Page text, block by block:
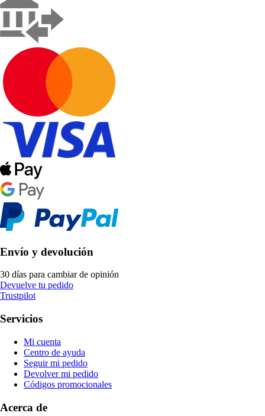
Envío y devolución
30 días para cambiar de opinión
Devuelve tu pedido
Trustpilot
Servicios
Mi cuenta
Centro de ayuda
Seguir mi pedido
Devolver mi pedido
Códigos promocionales
Acerca de